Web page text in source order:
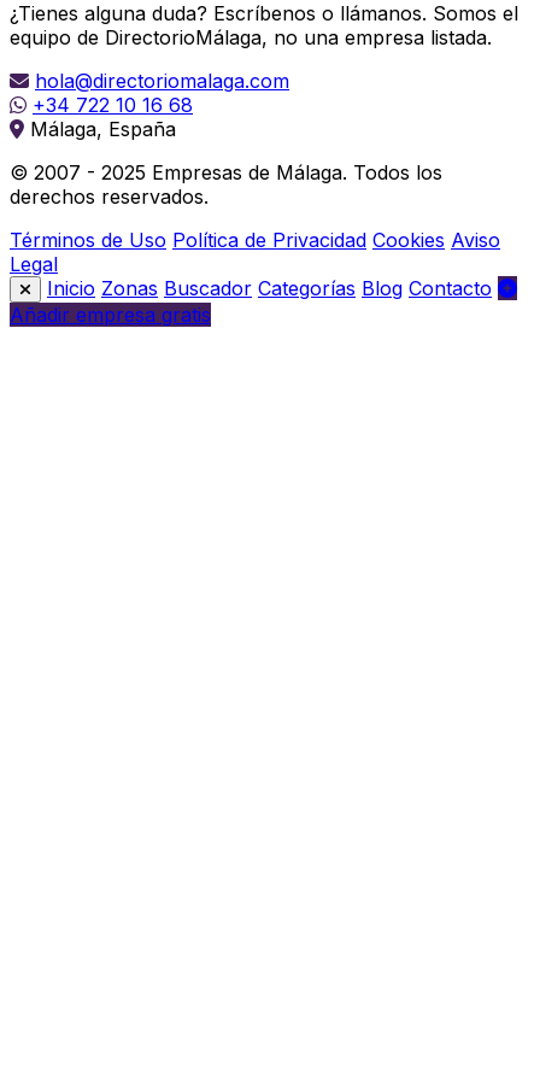
¿Tienes alguna duda? Escríbenos o llámanos. Somos el
equipo de DirectorioMálaga, no una empresa listada.
hola@directoriomalaga.com
+34 722 10 16 68
Málaga, España
© 2007 - 2025 Empresas de Málaga. Todos los
derechos reservados.
Términos de Uso Política de Privacidad Cookies Aviso
Legal
Inicio Zonas Buscador Categorías Blog Contacto
Añadir empresa gratis